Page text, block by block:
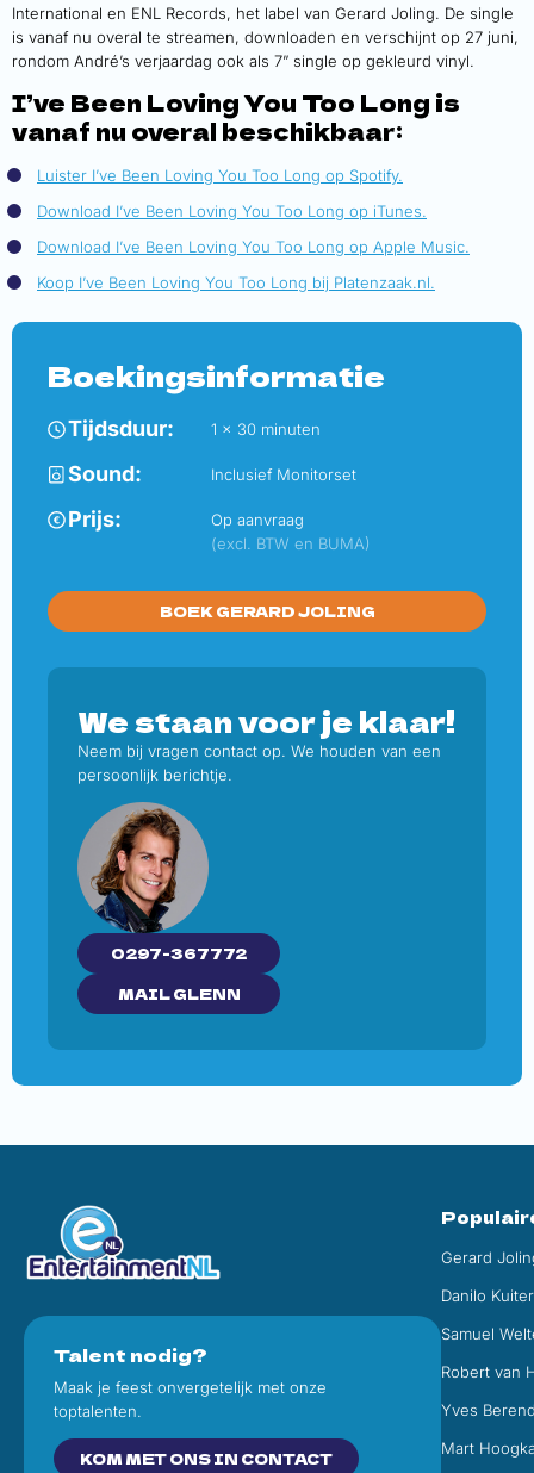
International en ENL Records, het label van Gerard Joling. De single
is vanaf nu overal te streamen, downloaden en verschijnt op 27 juni,
rondom André’s verjaardag ook als 7” single op gekleurd vinyl.
I’ve Been Loving You Too Long is
vanaf nu overal beschikbaar:
Luister I’ve Been Loving You Too Long op Spotify.
Download I’ve Been Loving You Too Long op iTunes.
Download I’ve Been Loving You Too Long op Apple Music.
Koop I’ve Been Loving You Too Long bij Platenzaak.nl.
Boekingsinformatie
Tijdsduur: 1 x 30 minuten
Sound: Inclusief Monitorset
Prijs:
Op aanvraag
(excl. BTW en BUMA)
GERARD JOLING
We staan voor je klaar!
Neem bij vragen contact op. We houden van een
persoonlijk berichtje.
0297-367772
MAIL GLENN
Talent nodig?
Maak je feest onvergetelijk met onze
toptalenten.
KOM MET ONS IN CONTACT
Gerard
Danilo
Samuel
Robert van
Yves
Mart